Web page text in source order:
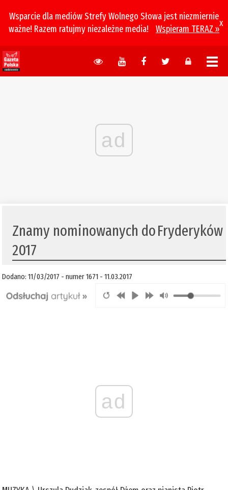
Wsparcie dla mediów Strefy Wolnego Słowa jest niezmiernie
ważne! Razem ratujmy niezależne media!
Wspieram TERAZ »
x
ad
​Znamy nominowanych do Fryderyków
2017
Dodano: 11/03/2017 - numer 1671 - 11.03.2017
ad